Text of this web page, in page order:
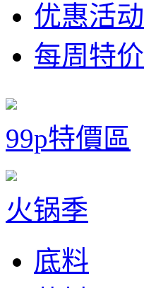
优惠活动
每周特价
99p特價區
火锅季
底料